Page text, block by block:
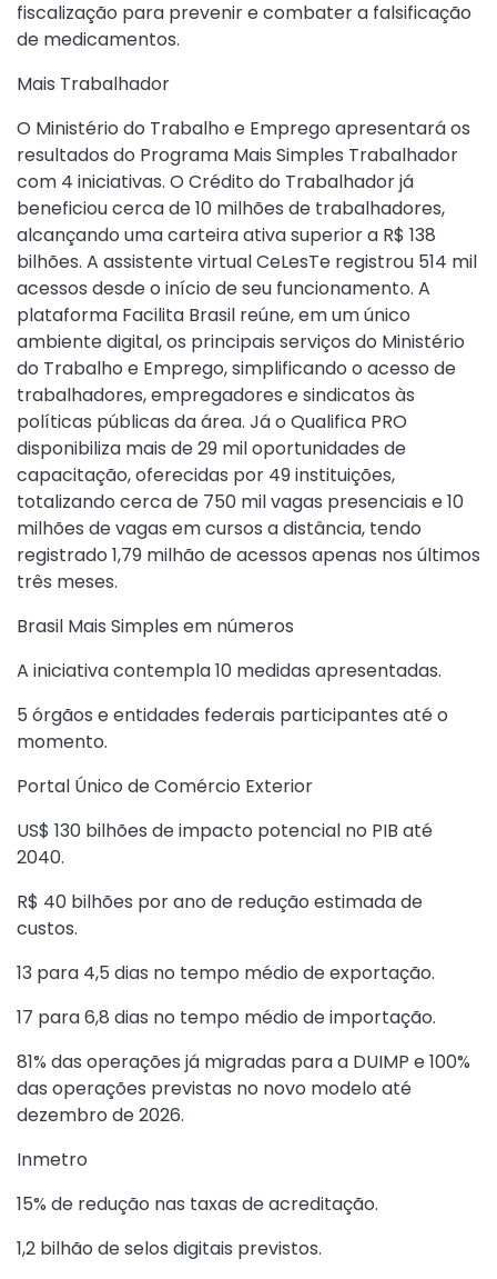
fiscalização para prevenir e combater a falsificação
de medicamentos.
Mais Trabalhador
O Ministério do Trabalho e Emprego apresentará os
resultados do Programa Mais Simples Trabalhador
com 4 iniciativas. O Crédito do Trabalhador já
beneficiou cerca de 10 milhões de trabalhadores,
alcançando uma carteira ativa superior a R$ 138
bilhões. A assistente virtual CeLesTe registrou 514 mil
acessos desde o início de seu funcionamento. A
plataforma Facilita Brasil reúne, em um único
ambiente digital, os principais serviços do Ministério
do Trabalho e Emprego, simplificando o acesso de
trabalhadores, empregadores e sindicatos às
políticas públicas da área. Já o Qualifica PRO
disponibiliza mais de 29 mil oportunidades de
capacitação, oferecidas por 49 instituições,
totalizando cerca de 750 mil vagas presenciais e 10
milhões de vagas em cursos a distância, tendo
registrado 1,79 milhão de acessos apenas nos últimos
três meses.
Brasil Mais Simples em números
A iniciativa contempla 10 medidas apresentadas.
5 órgãos e entidades federais participantes até o
momento.
Portal Único de Comércio Exterior
US$ 130 bilhões de impacto potencial no PIB até
2040.
R$ 40 bilhões por ano de redução estimada de
custos.
13 para 4,5 dias no tempo médio de exportação.
17 para 6,8 dias no tempo médio de importação.
81% das operações já migradas para a DUIMP e 100%
das operações previstas no novo modelo até
dezembro de 2026.
Inmetro
15% de redução nas taxas de acreditação.
1,2 bilhão de selos digitais previstos.